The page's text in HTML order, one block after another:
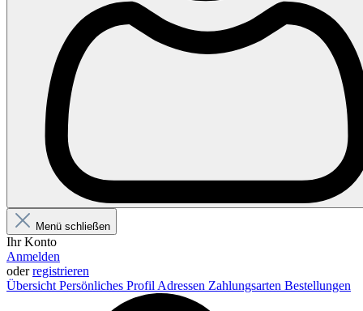
Menü schließen
Ihr Konto
Anmelden
oderregistrieren
Übersicht Persönliches Profil Adressen Zahlungsarten Bestellungen